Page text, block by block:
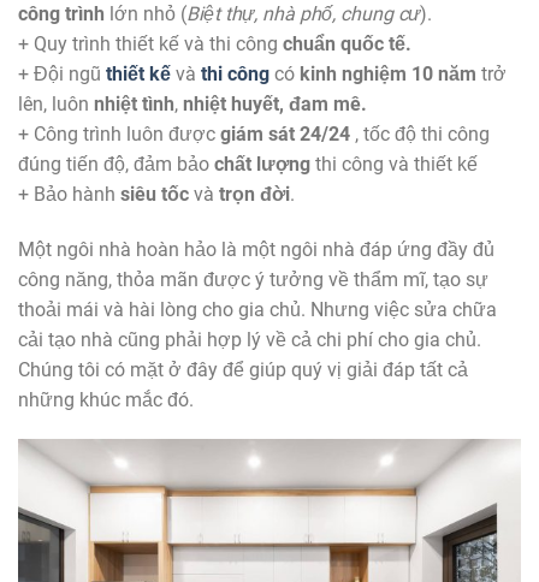
công trình lớn nhỏ (Biệt thự, nhà phố, chung cư).
+ Quy trình thiết kế và thi công chuẩn quốc tế.
+ Đội ngũ thiết kế và thi công có kinh nghiệm 10 năm trở
lên, luôn nhiệt tình, nhiệt huyết, đam mê.
+ Công trình luôn được giám sát 24/24 , tốc độ thi công
đúng tiến độ, đảm bảo chất lượng thi công và thiết kế
+ Bảo hành siêu tốc và trọn đời.
Một ngôi nhà hoàn hảo là một ngôi nhà đáp ứng đầy đủ
công năng, thỏa mãn được ý tưởng về thẩm mĩ, tạo sự
thoải mái và hài lòng cho gia chủ. Nhưng việc sửa chữa
cải tạo nhà cũng phải hợp lý về cả chi phí cho gia chủ.
Chúng tôi có mặt ở đây để giúp quý vị giải đáp tất cả
những khúc mắc đó.